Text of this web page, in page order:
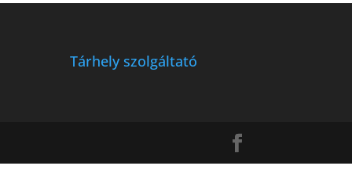
Tárhely szolgáltató